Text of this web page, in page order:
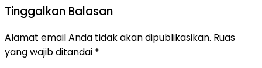
Tinggalkan Balasan
Alamat email Anda tidak akan dipublikasikan. Ruas
yang wajib ditandai *